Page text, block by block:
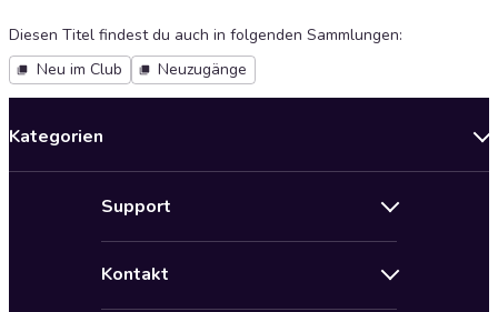
Diesen Titel findest du auch in folgenden Sammlungen:
Neu im Club
Neuzugänge
Kategorien
Support
Kontakt